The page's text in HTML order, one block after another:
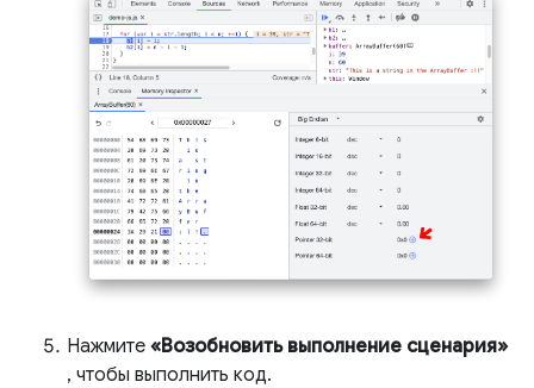
Нажмите «Возобновить выполнение сценария»
, чтобы выполнить код.